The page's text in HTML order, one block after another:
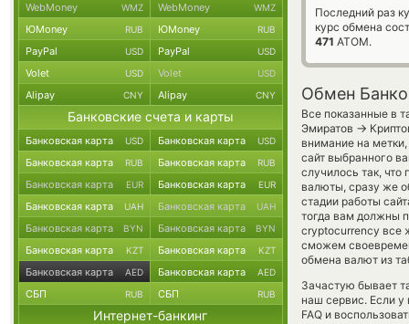
Последний раз
курс обмена
471 ATOM.
Обмен
Все показанные в
Эмиратов →
внимание на
сайт выбранного
случилось так,
валюты, сразу же
стадии работы
тогда вам должны
cryptocurrency все
сможем
обмена валют из
Зачастую бывает
наш сервис. Если у
FAQ и
WebMoney WMZ WebMoney WMZ
ЮMoney RUB ЮMoney RUB
PayPal USD PayPal USD
Volet USD Volet USD
Alipay CNY Alipay CNY
Банковские счета и карты
Банковская карта USD Банковская карта USD
Банковская карта RUB Банковская карта RUB
Банковская карта EUR Банковская карта EUR
Банковская карта UAH Банковская карта UAH
Банковская карта BYN Банковская карта BYN
Банковская карта KZT Банковская карта KZT
Банковская карта AED Банковская карта AED
СБП RUB СБП RUB
Интернет-банкинг